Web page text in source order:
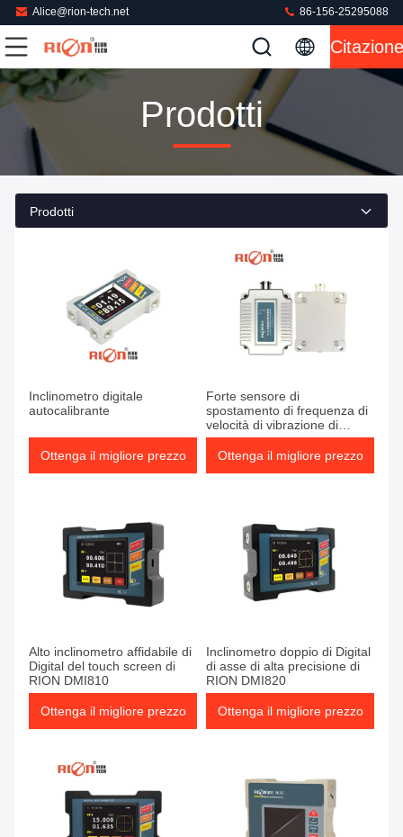
Alice@rion-tech.net 86-156-25295088
Citazione
Prodotti
Prodotti
Inclinometro digitale
autocalibrante
Ottenga il migliore prezzo
Forte sensore di
spostamento di frequenza di
velocità di vibrazione di
integrazione di sistema di
PCA826T
Ottenga il migliore prezzo
Alto inclinometro affidabile di
Digital del touch screen di
RION DMI810
Ottenga il migliore prezzo
Inclinometro doppio di Digital
di asse di alta precisione di
RION DMI820
Ottenga il migliore prezzo